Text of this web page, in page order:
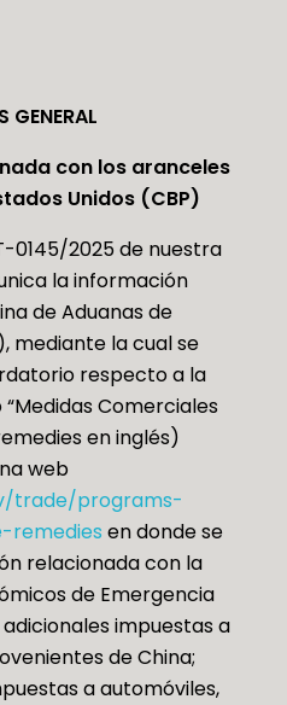
GENERAL
con los aranceles
Unidos (CBP)
0145/2025 de nuestra
la información
de Aduanas de
mediante la cual se
respecto a la
Comerciales
en inglés)
web
trade/programs-
remedies en donde se
relacionada con la
de Emergencia
impuestas a
de China;
a automóviles,